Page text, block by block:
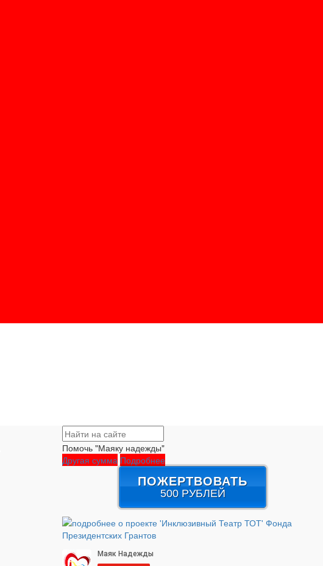
Помочь "Маяку надежды"
Другая сумма Подробнее
ПОЖЕРТВОВАТЬ
500 РУБЛЕЙ